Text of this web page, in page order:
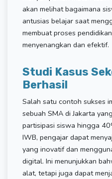
akan melihat bagaimana
antusias belajar saat
membuat proses
menyenangkan dan efektif.
Studi Kasus
Berhasil
Salah satu contoh sukses
sebuah SMA di Jakarta
partisipasi siswa hingga
IWB, pengajar dapat
yang inovatif dan
digital. Ini menunjukkan
alat, tetapi juga dapat